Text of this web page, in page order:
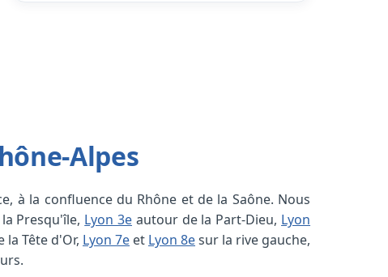
Alpes
à la confluence du Rhône et de la Saône. Nous
Presqu'île, Lyon 3e autour de la Part-Dieu, Lyon
la Tête d'Or, Lyon 7e et Lyon 8esur la rive gauche,